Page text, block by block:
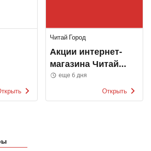
Читай Город
Акции интернет-
магазина Читай
Город
еще 6 дня
Открыть